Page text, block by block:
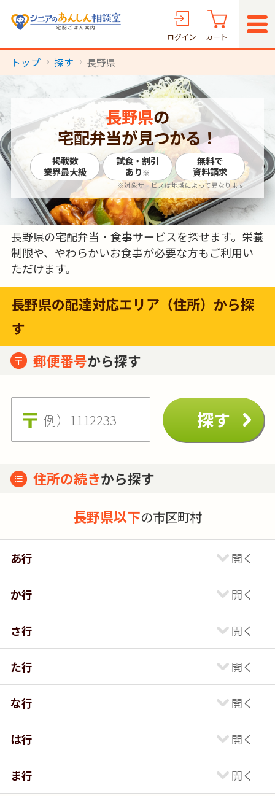
ログイン カート
トップ 探す 長野県
長野県の
宅配弁当が見つかる！
掲載数
業界最大級
試食・割引
あり※
無料で
資料請求
※対象サービスは地域によって異なります
長野県の宅配弁当・食事サービスを探せます。栄養
制限や、やわらかいお食事が必要な方もご利用い
ただけます。
長野県の配達対応エリア（住所）から探
す
郵便番号から探す
住所の続きから探す
長野県以下の市区町村
あ行
か行
さ行
た行
な行
は行
ま行